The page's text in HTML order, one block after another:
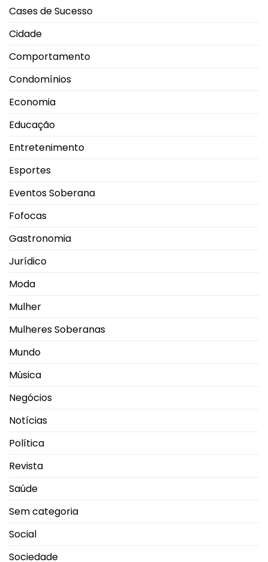
Cases de Sucesso
Cidade
Comportamento
Condomínios
Economia
Educação
Entretenimento
Esportes
Eventos Soberana
Fofocas
Gastronomia
Jurídico
Moda
Mulher
Mulheres Soberanas
Mundo
Música
Negócios
Notícias
Política
Revista
Saúde
Sem categoria
Social
Sociedade